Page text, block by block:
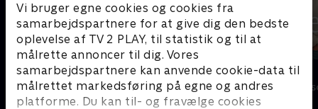
Vi bruger egne cookies og cookies fra
samarbejdspartnere for at give dig den bedste
oplevelse af TV 2 PLAY, til statistik og til at
målrette annoncer til dig. Vores
samarbejdspartnere kan anvende cookie-data til
målrettet markedsføring på egne og andres
platforme. Du kan til- og fravælge cookies
Badehotellet
Drama • 10 sæsoner
Bjerglægen
Drama • 18